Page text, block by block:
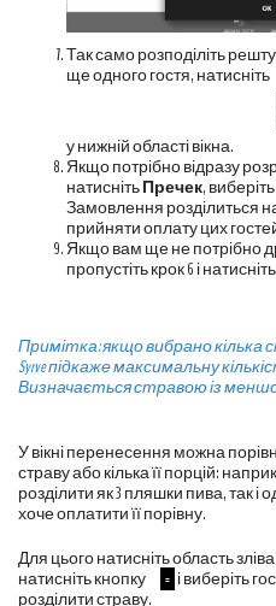
Так само розподіліть
ще одного гостя, натисніть
у нижній області вікна.
Якщо потрібно відразу
натиснітьПречек,
Замовлення розділиться
прийняти оплату цих
Якщо вам ще не потрібно
пропустіть крок 6 і
Примітка: якщо вибрано кілька
Syrve підкаже максимальну
Визначається стравою із
У вікні перенесення можна
страву або кілька її порцій:
розділити як 3 пляшки пива, так
хоче оплатити її порівну.
Для цього натисніть область
натисніть кнопку
= і виберіть
розділити страву.